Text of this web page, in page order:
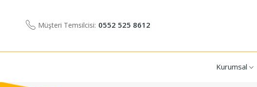
Müşteri Temsilcisi: 0552 525 8612
Kurumsal